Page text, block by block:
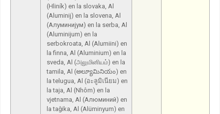
(Hliník) en la slovaka, Al
(Aluminij) en la slovena, Al
(Алуминијум) en la serba, Al
(Aluminijum) en la
serbokroata, Al (Alumiini) en
la finna, Al (Aluminium) en la
sveda, Al (அலுமினியம்) en la
tamila, Al (అల్యూమినియం) en
la telugua, Al (อะลูมิเนียม) en
la taja, Al (Nhôm) en la
vjetnama, Al (Алюминий) en
la taĝika, Al (Alüminyum) en